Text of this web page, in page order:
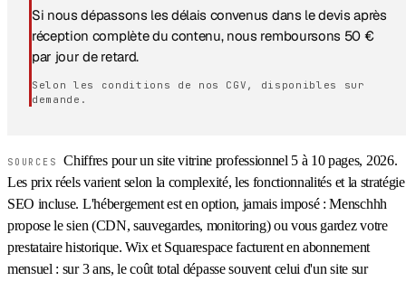
Si nous dépassons les délais convenus dans le devis après
réception complète du contenu, nous remboursons 50 €
par jour de retard.
Selon les conditions de nos CGV, disponibles sur
demande.
SOURCESChiffres pour un site vitrine professionnel 5 à 10 pages, 2026.
Les prix réels varient selon la complexité, les fonctionnalités et la stratégie
SEO incluse. L'hébergement est en option, jamais imposé : Menschhh
propose le sien (CDN, sauvegardes, monitoring) ou vous gardez votre
prestataire historique. Wix et Squarespace facturent en abonnement
mensuel : sur 3 ans, le coût total dépasse souvent celui d'un site sur